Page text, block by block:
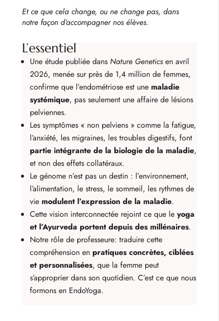
Et ce que cela change, ou ne change pas, dans
notre façon d’accompagner nos élèves.
L’essentiel
Une étude publiée dans Nature Geneticsen avril
2026, menée sur près de 1,4 million de femmes,
confirme que l’endométriose est une maladie
systémique, pas seulement une affaire de lésions
pelviennes.
Les symptômes « non pelviens » comme la fatigue,
l’anxiété, les migraines, les troubles digestifs, font
partie intégrante de la biologie de la maladie,
et non des effets collatéraux.
Le génome n’est pas un destin : l’environnement,
l’alimentation, le stress, le sommeil, les rythmes de
vie modulent l’expression de la maladie.
Cette vision interconnectée rejoint ce que le yoga
et l’Ayurveda portent depuis des millénaires.
Notre rôle de professeure: traduire cette
compréhension en pratiques concrètes, ciblées
et personnalisées, que la femme peut
s’approprier dans son quotidien. C’est ce que nous
formons en EndoYoga.